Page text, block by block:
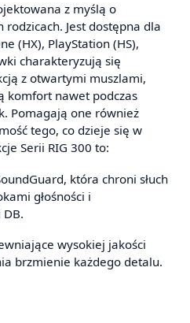
z myślą o
rodzicach. Jest dostępna dla
(HX), PlayStation (HS),
charakteryzują się
z otwartymi muszlami,
komfort nawet podczas
Pomagają one również
tego, co dzieje się w
Serii RIG 300 to:
która chroni słuch
głośności i
wysokiej jakości
brzmienie każdego detalu.